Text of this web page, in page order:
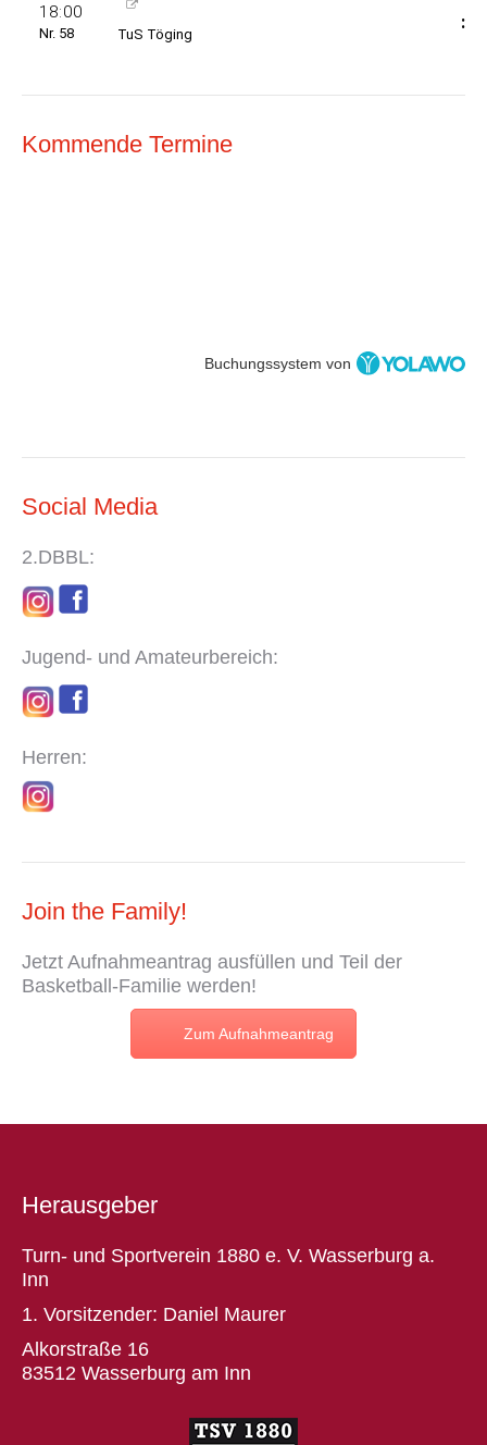
Kommende Termine
Buchungssystem von
Social Media
2.DBBL:
Jugend- und Amateurbereich:
Herren:
Join the Family!
Jetzt Aufnahmeantrag ausfüllen und Teil der
Basketball-Familie werden!
Zum Aufnahmeantrag
Herausgeber
Turn- und Sportverein 1880 e. V. Wasserburg a.
Inn
1. Vorsitzender: Daniel Maurer
Alkorstraße 16
83512 Wasserburg am Inn